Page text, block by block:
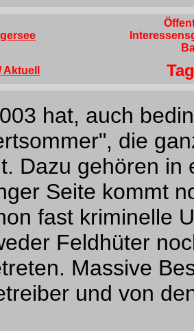
Aktuell
hat, auch
die
Dazu gehören
Seite kommt
fast kriminelle
Feldhüter
Massive
und von